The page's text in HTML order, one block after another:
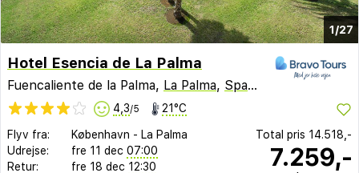
1/27
Hotel Esencia de La Palma
Fuencaliente de la Palma, La Palma, Spanien
4,3/5 21°C
Flyv fra: København - La Palma
Udrejse:
fre 11 dec 07:00
Retur:
fre 18 dec 12:30
Total pris 14.518,-
7.259,-